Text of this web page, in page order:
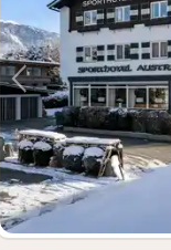
Vorige foto